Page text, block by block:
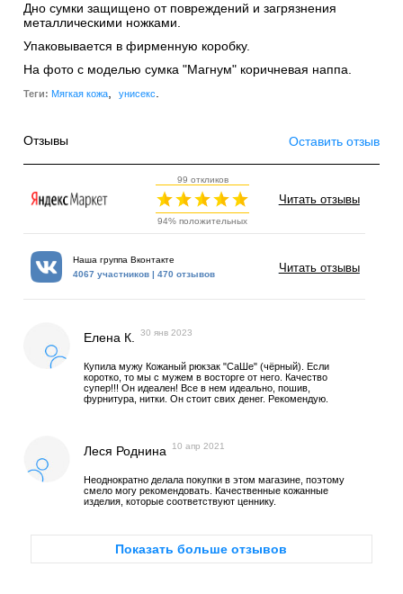
Дно сумки защищено от повреждений и загрязнения
металлическими ножками.
Упаковывается в фирменную коробку.
На фото с моделью сумка "Магнум" коричневая наппа.
Теги: Мягкая кожа унисекс
Отзывы Оставить отзыв
99 откликов
94% положительных
Читать отзывы
Наша группа Вконтакте
4067 участников | 470 отзывов
Читать отзывы
Елена К. 30 янв 2023
Купила мужу Кожаный рюкзак "СаШе" (чёрный). Если
коротко, то мы с мужем в восторге от него. Качество
супер!!! Он идеален! Все в нем идеально, пошив,
фурнитура, нитки. Он стоит свих денег. Рекомендую.
Леся Роднина 10 апр 2021
Неоднократно делала покупки в этом магазине, поэтому
смело могу рекомендовать. Качественные кожанные
изделия, которые соответствуют ценнику.
Показать больше отзывов